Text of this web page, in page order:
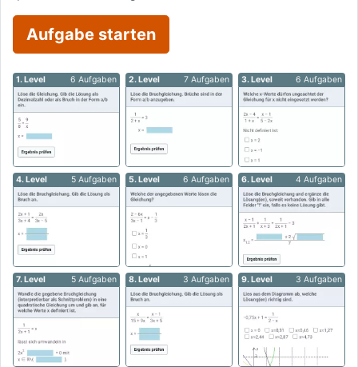
Aufgabe starten
1. Level 6 Aufgaben 2. Level 7 Aufgaben 3. Level 6 Aufgaben
4. Level 5 Aufgaben 5. Level 6 Aufgaben 6. Level 4 Aufgaben
7. Level 5 Aufgaben 8. Level 3 Aufgaben 9. Level 3 Aufgaben